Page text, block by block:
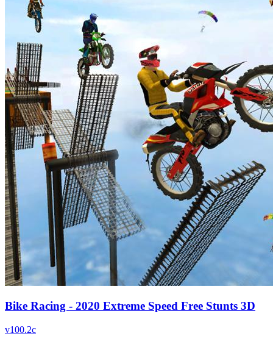
Bike Racing - 2020 Extreme Speed Free Stunts 3D
v100.2c